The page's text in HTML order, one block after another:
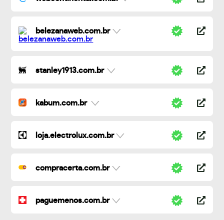
belezanaweb.com.br
stanley1913.com.br
kabum.com.br
loja.electrolux.com.br
compracerta.com.br
paguemenos.com.br